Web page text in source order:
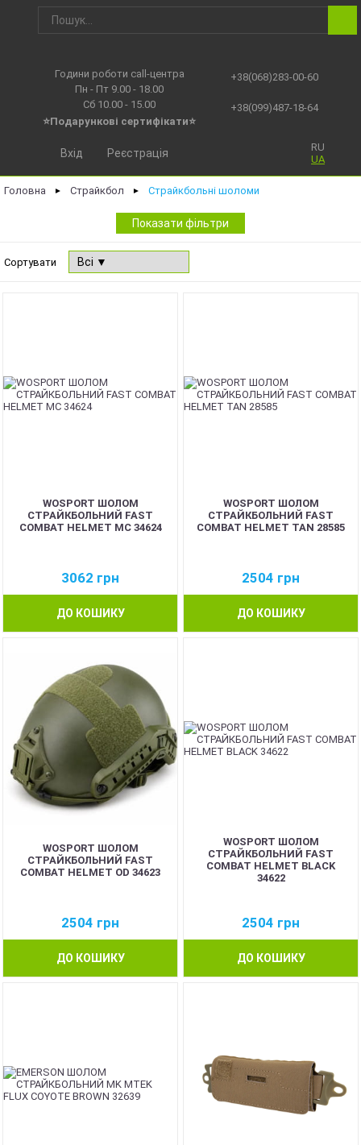
Години роботи call-центра
Пн - Пт 9.00 - 18.00
Сб 10.00 - 15.00
⭐Подарункові сертифікати⭐
+38(068)283-00-60
+38(099)487-18-64
RU
UA
Вхід Реєстрація
Головна ► Страйкбол ► Страйкбольні шоломи
Показати фільтри
Сортувати
WOSPORT ШОЛОМ
СТРАЙКБОЛЬНИЙ FAST
COMBAT HELMET MC 34624
3062 грн
ДО КОШИКУ
WOSPORT ШОЛОМ
СТРАЙКБОЛЬНИЙ FAST
COMBAT HELMET TAN 28585
2504 грн
ДО КОШИКУ
WOSPORT ШОЛОМ
СТРАЙКБОЛЬНИЙ FAST
COMBAT HELMET OD 34623
2504 грн
ДО КОШИКУ
WOSPORT ШОЛОМ
СТРАЙКБОЛЬНИЙ FAST
COMBAT HELMET BLACK
34622
2504 грн
ДО КОШИКУ